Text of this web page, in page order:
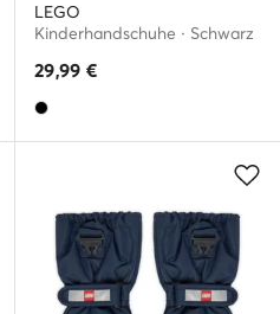
LEGO
Kinderhandschuhe · Schwarz
29,99 €